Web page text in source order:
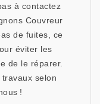
à contactez
Couvreur
de fuites, ce
éviter les
de le réparer.
selon
!